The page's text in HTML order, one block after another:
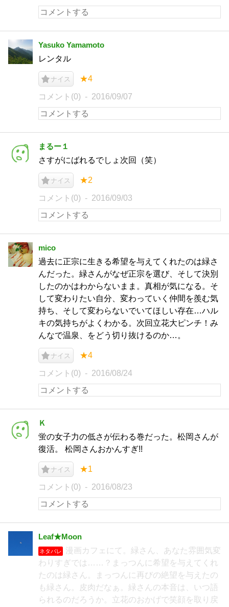
Yasuko Yamamoto
レンタル
ナイス ★4
コメント(0) 2016/09/07
まるー１
さすがにばれるでしょ次回（笑）
ナイス ★2
コメント(0) 2016/09/03
mico
過去に正宗に生きる希望を与えてくれたのは緑さ
んだった。緑さんがなぜ正宗を選び、そして決別
したのかはわからないまま。真相が気になる。そ
して変わりたい自分、変わっていく仲間を羨む気
持ち、そして変わらないでいてほしい存在…ハル
キの気持ちがよくわかる。次回立花大ピンチ！み
んなで温泉、をどう切り抜けるのか…。
ナイス ★4
コメント(0) 2016/08/24
Ｋ
蛍の女子力の低さが伝わる巻だった。松岡さんが
復活。 松岡さんおかんすぎ!!
ナイス ★1
コメント(0) 2016/08/23
Leaf★Moon
ネタバレ
漫画カフェにて。緑さん、あなた雰囲気変
わりすぎでは……？まっつんに希望を与えてくれ
たのは緑さん。まっつんに再びの絶望を与えたの
も緑さん。皮肉だなぁ。緑さんの本音は、いつ語
られるのだろうか。立花のおかげで笑顔を取り戻